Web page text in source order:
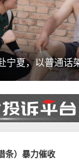
宁夏，以普通话
费者原因主票已退
售服务有限公司拒
次维修未果，商家
条）暴力催收